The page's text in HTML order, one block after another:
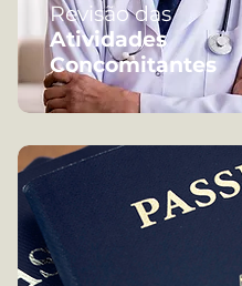
Revisão das
Atividades
Concomitantes